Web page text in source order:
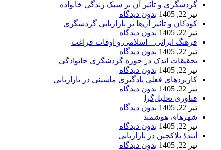
گردشگری و تأثیر آن بر سبک زندگی خانواده
تیر 22, 1405
بدون دیدگاه
کودکان و تأثیر آن‌ها بر بازاریابی گردشگری
تیر 22, 1405
بدون دیدگاه
فرهنگ ایرانی – اسلامی و اوقات فراغت
تیر 22, 1405
بدون دیدگاه
تحقیقات اندک در حوزۀ گردشگری خانوادگی
تیر 22, 1405
بدون دیدگاه
کاربردهای فعلی یادگیری ماشینی در بازاریابی
تیر 22, 1405
بدون دیدگاه
فناوری تحلیل‌گرا
تیر 22, 1405
بدون دیدگاه
شهرهای هوشمند
تیر 22, 1405
بدون دیدگاه
آیندۀ بلاکچین در بازاریابی
تیر 22, 1405
بدون دیدگاه